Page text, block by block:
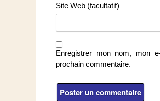
Site Web (facultatif)
Enregistrer mon nom, mon
prochain commentaire.